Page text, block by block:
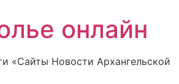
онлайн
«Сайты Новости Архангельской